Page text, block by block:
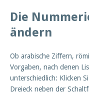
Die
ändern
Ob arabische Ziffern,
Vorgaben, nach denen
unterschiedlich: Klicken
Dreieck neben der